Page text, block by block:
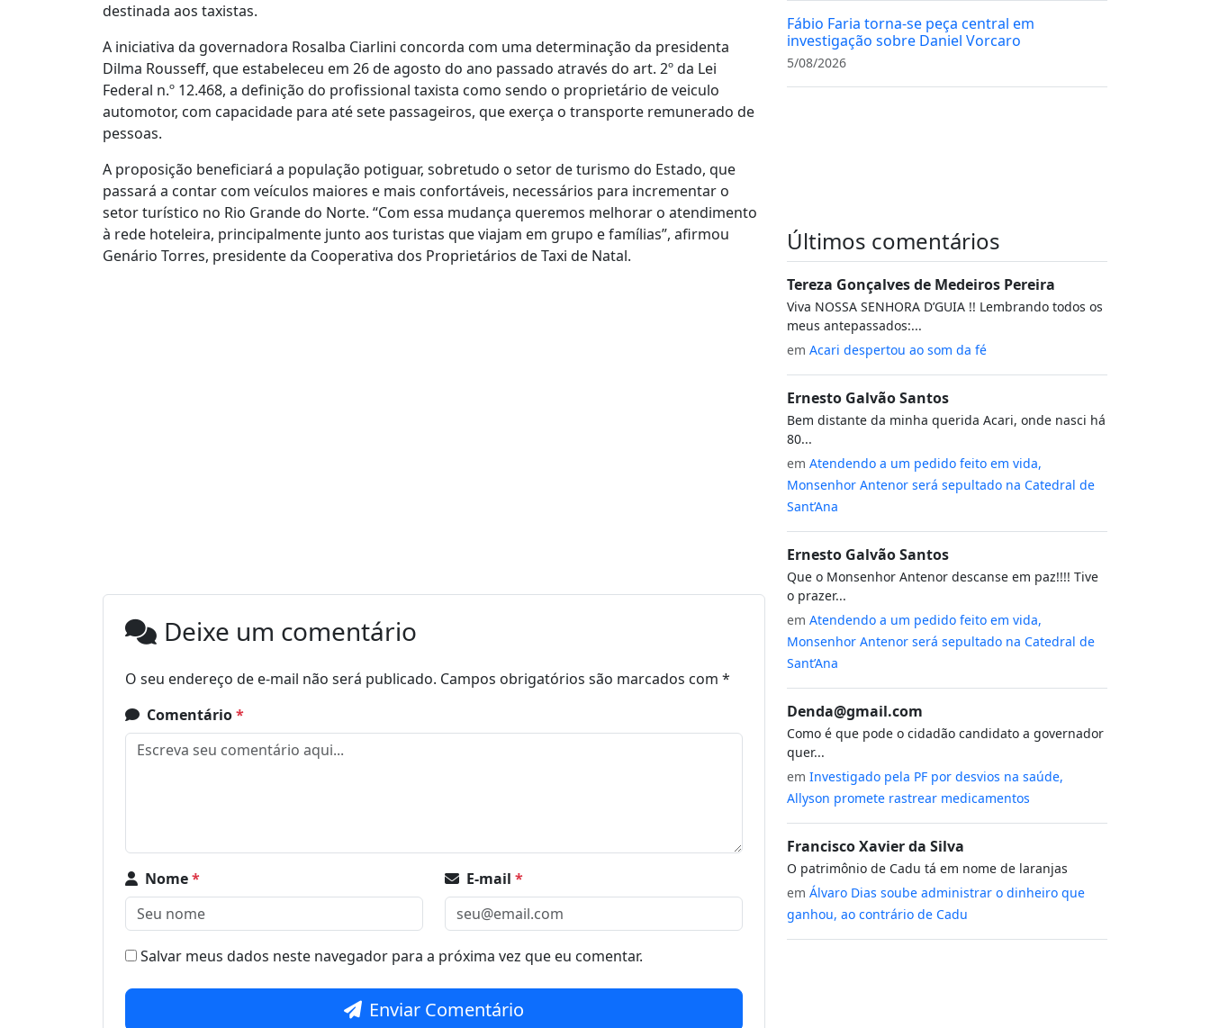
destinada aos taxistas.
A iniciativa da governadora Rosalba Ciarlini concorda com uma determinação da presidenta
Dilma Rousseff, que estabeleceu em 26 de agosto do ano passado através do art. 2º da Lei
Federal n.º 12.468, a definição do profissional taxista como sendo o proprietário de veiculo
automotor, com capacidade para até sete passageiros, que exerça o transporte remunerado de
pessoas.
A proposição beneficiará a população potiguar, sobretudo o setor de turismo do Estado, que
passará a contar com veículos maiores e mais confortáveis, necessários para incrementar o
setor turístico no Rio Grande do Norte. “Com essa mudança queremos melhorar o atendimento
à rede hoteleira, principalmente junto aos turistas que viajam em grupo e famílias”, afirmou
Genário Torres, presidente da Cooperativa dos Proprietários de Taxi de Natal.
Deixe um comentário
O seu endereço de e-mail não será publicado. Campos obrigatórios são marcados com *
Comentário*
Nome* E-mail *
Salvar meus dados neste navegador para a próxima vez que eu comentar.
Enviar Comentário
Fábio Faria torna-se peça central em
investigação sobre Daniel Vorcaro
5/08/2026
Últimos comentários
Tereza Gonçalves de Medeiros Pereira
Viva NOSSA SENHORA D’GUIA !! Lembrando todos os
meus antepassados:...
em Acari despertou ao som da fé
Ernesto Galvão Santos
Bem distante da minha querida Acari, onde nasci há
80...
em Atendendo a um pedido feito em vida,
Monsenhor Antenor será sepultado na Catedral de
Sant’Ana
Ernesto Galvão Santos
Que o Monsenhor Antenor descanse em paz!!!! Tive
o prazer...
em Atendendo a um pedido feito em vida,
Monsenhor Antenor será sepultado na Catedral de
Sant’Ana
Denda@gmail.com
Como é que pode o cidadão candidato a governador
quer...
em Investigado pela PF por desvios na saúde,
Allyson promete rastrear medicamentos
Francisco Xavier da Silva
O patrimônio de Cadu tá em nome de laranjas
em Álvaro Dias soube administrar o dinheiro que
ganhou, ao contrário de Cadu